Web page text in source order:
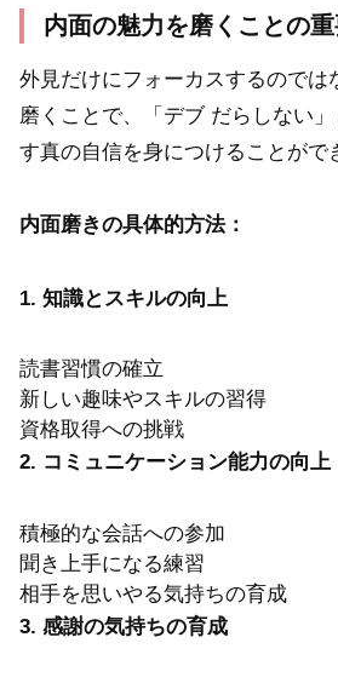
内面の魅力を磨くことの
外見だけにフォーカスするのでは
磨くことで、「デブ だらしない
す真の自信を身につけることがで
内面磨きの具体的方法：
1. 知識とスキルの向上
読書習慣の確立
新しい趣味やスキルの習得
資格取得への挑戦
2. コミュニケーション能力の向上
積極的な会話への参加
聞き上手になる練習
相手を思いやる気持ちの育成
3. 感謝の気持ちの育成